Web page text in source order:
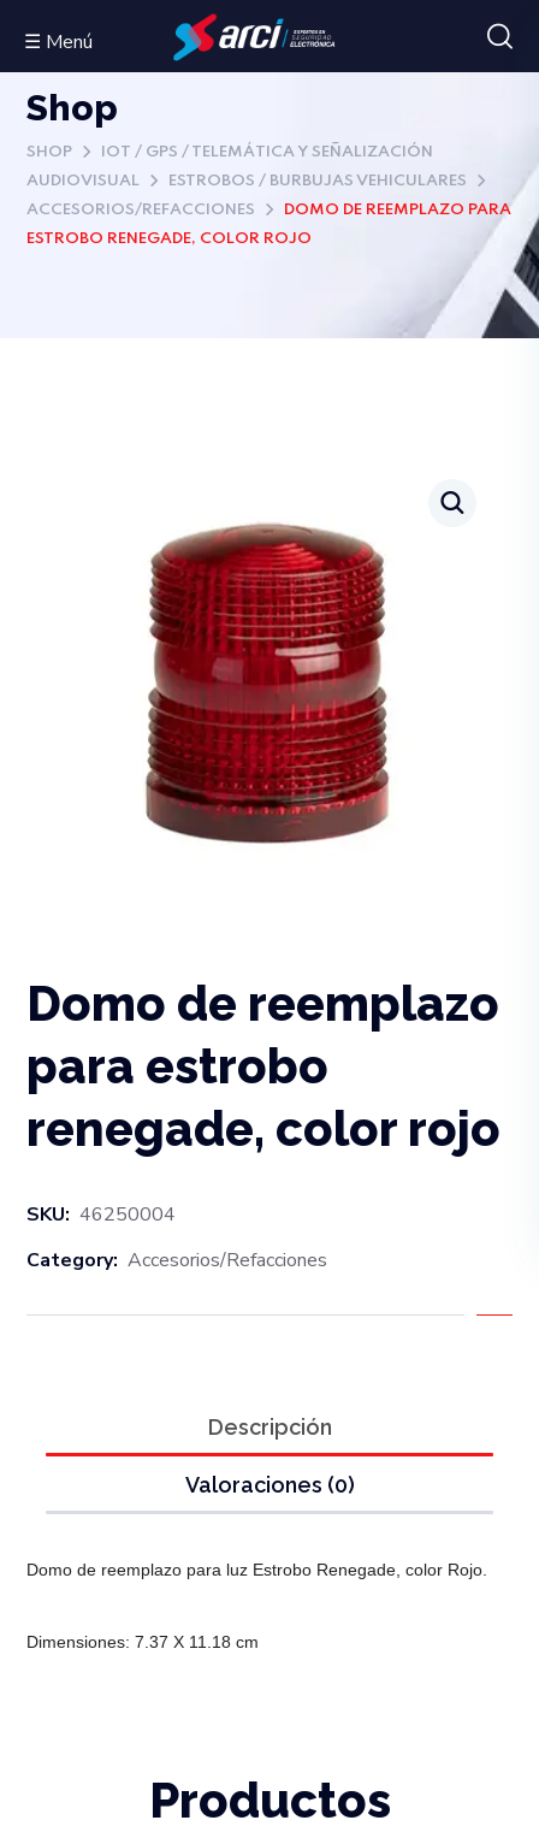
☰ Menú
Shop
SHOP
IOT / GPS / TELEMÁTICA Y SEÑALIZACIÓN
AUDIOVISUAL
ESTROBOS / BURBUJAS VEHICULARES
ACCESORIOS/REFACCIONES
DOMO DE REEMPLAZO PARA
ESTROBO RENEGADE, COLOR ROJO
Domo de reemplazo
para estrobo
renegade, color rojo
SKU: 46250004
Category: Accesorios/Refacciones
Descripción
Valoraciones (0)
Domo de reemplazo para luz Estrobo Renegade , color Rojo.
Dimensiones: 7.37 X 11.18 cm
Productos